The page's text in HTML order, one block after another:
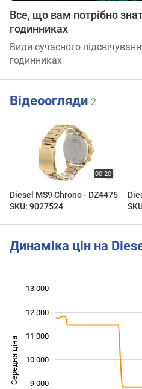
Все, що вам потрібно
годинниках
Види сучасного
годинниках
Відеоогляди 2
Diesel MS9 Chrono - DZ4475
SKU: 9027524
Динаміка цін на
Середня ціна 10 000
9 000
10 000
11 000
12 000
13 000